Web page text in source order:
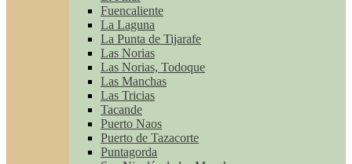
Fuencaliente
La Laguna
La Punta de Tijarafe
Las Norias
Las Norias, Todoque
Las Manchas
Las Tricias
Tacande
Puerto Naos
Puerto de Tazacorte
Puntagorda